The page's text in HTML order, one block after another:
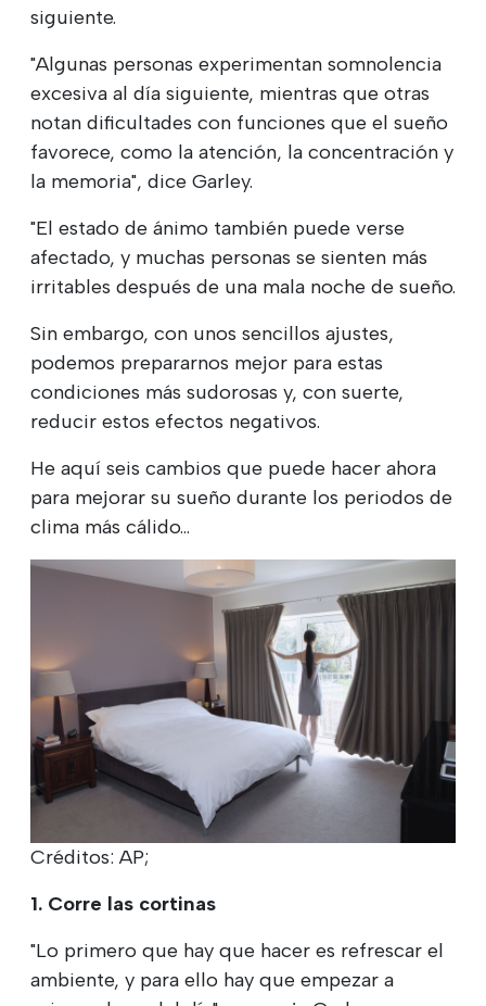
siguiente.
"Algunas personas experimentan somnolencia
excesiva al día siguiente, mientras que otras
notan dificultades con funciones que el sueño
favorece, como la atención, la concentración y
la memoria", dice Garley.
"El estado de ánimo también puede verse
afectado, y muchas personas se sienten más
irritables después de una mala noche de sueño.
Sin embargo, con unos sencillos ajustes,
podemos prepararnos mejor para estas
condiciones más sudorosas y, con suerte,
reducir estos efectos negativos.
He aquí seis cambios que puede hacer ahora
para mejorar su sueño durante los periodos de
clima más cálido...
Créditos: AP;
1. Corre las cortinas
"Lo primero que hay que hacer es refrescar el
ambiente, y para ello hay que empezar a